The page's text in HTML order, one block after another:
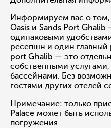
Информируем вас о том,
Oasis и Sands Port Ghalib
одинаковыми
ресепшн и один главный
port Ghalib — это
собственными
бассейнами. Без
гостями других отелей
Примечание: только
Palace может быть
погружения